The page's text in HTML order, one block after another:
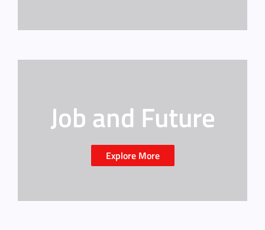
Job and Future
Explore More